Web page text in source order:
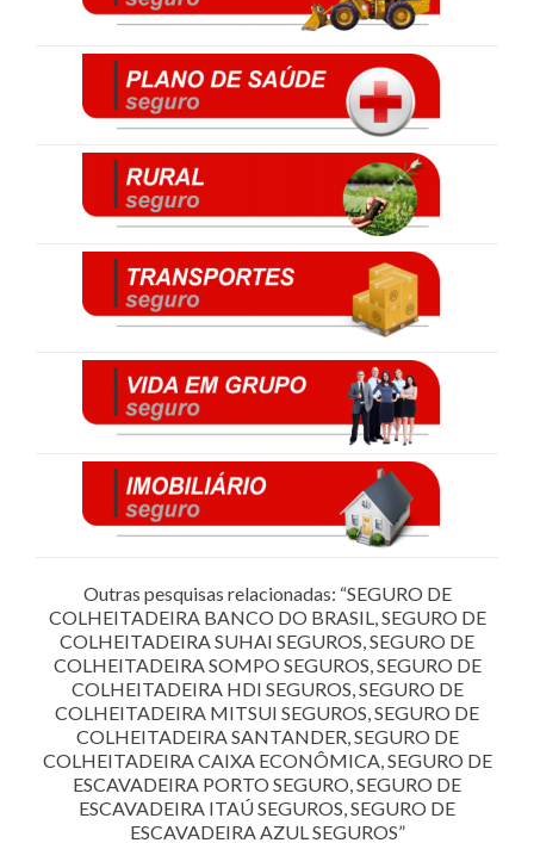
Outras pesquisas relacionadas: “SEGURO DE
COLHEITADEIRA BANCO DO BRASIL, SEGURO DE
COLHEITADEIRA SUHAI SEGUROS, SEGURO DE
COLHEITADEIRA SOMPO SEGUROS, SEGURO DE
COLHEITADEIRA HDI SEGUROS, SEGURO DE
COLHEITADEIRA MITSUI SEGUROS, SEGURO DE
COLHEITADEIRA SANTANDER, SEGURO DE
COLHEITADEIRA CAIXA ECONÔMICA, SEGURO DE
ESCAVADEIRA PORTO SEGURO, SEGURO DE
ESCAVADEIRA ITAÚ SEGUROS, SEGURO DE
ESCAVADEIRA AZUL SEGUROS”